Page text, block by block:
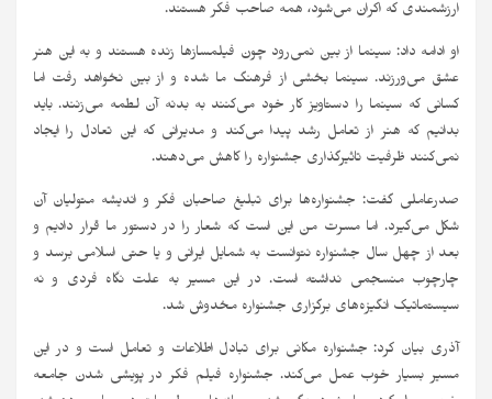
ارزشمندی که اکران می‌شود، همه صاحب فکر هستند.
او ادامه داد: سینما از بین نمی‌رود چون فیلمسازها زنده هستند و به این هنر
عشق می‌ورزند. سینما بخشی از فرهنگ ما شده و از بین نخواهد رفت اما
کسانی که سینما را دستاویز کار خود می‌کنند به بدنه آن لطمه می‌زنند. باید
بدانیم که هنر از تعامل رشد پیدا می‌کند و مدیرانی که این تعادل را ایجاد
نمی‌کنند ظرفیت تاثیرگذاری جشنواره را کاهش می‌دهند.
صدرعاملی گفت: جشنواره‌ها برای تبلیغ صاحبان فکر و اندیشه متولیان آن
شکل می‌گیرد. اما مسرت من این است که شعار را در دستور ما قرار دادیم و
بعد از چهل سال جشنواره نتوانست به شمایل ایرانی و یا حتی اسلامی برسد و
چارچوب منسجمی نداشته است. در این مسیر به علت نگاه فردی و نه
سیستماتیک انگیزه‌های برگزاری جشنواره مخدوش شد.
آذری بیان کرد: جشنواره مکانی برای تبادل اطلاعات و تعامل است و در این
مسیر بسیار خوب عمل می‌کند. جشنواره فیلم فکر در پویشی شدن جامعه